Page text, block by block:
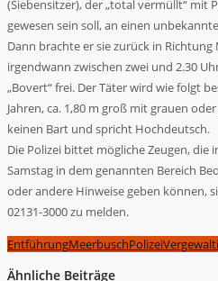
(Siebensitzer), der „total vermüllt“ mit
gewesen sein soll, an einen
Dann brachte er sie zurück in
irgendwann zwischen zwei und 2.30
„Bovert“ frei. Der Täter wird wie folgt
Jahren, ca. 1,80 m groß mit grauen
keinen Bart und spricht Hochdeutsch.
Die Polizei bittet mögliche Zeugen, die
Samstag in dem genannten Bereich
oder andere Hinweise geben können,
02131-3000 zu melden.
EntführungMeerbuschPolizei
Ähnliche Beiträge